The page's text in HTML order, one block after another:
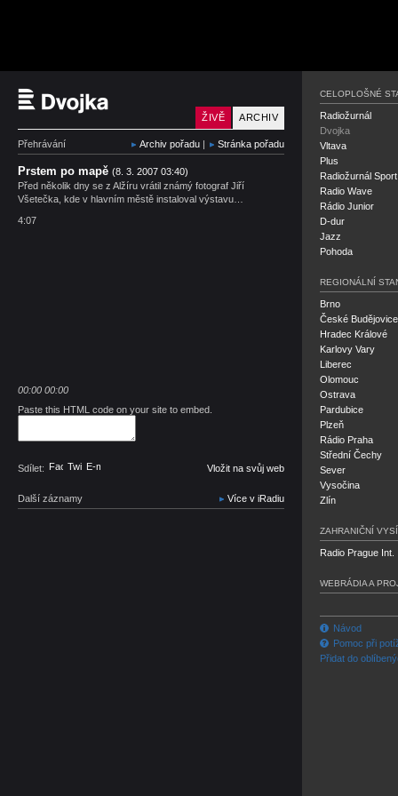
Český rozhlas Dvojka
ARCHIV
ŽIVĚ
Přehrávání Archiv pořadu | Stránka pořadu
Prstem po mapě (8. 3. 2007 03:40)
Před několik dny se z Alžíru vrátil známý fotograf Jiří
Všetečka, kde v hlavním městě instaloval výstavu…
4:07
00:00 00:00
Paste this HTML code on your site to embed.
Sdílet: Facebook
TwitterE-mail Vložit na svůj web
Další záznamy Více v iRadiu
CELOPLOŠNÉ
Radiožurnál
Dvojka
Vltava
Plus
Radiožurnál Sport
Radio Wave
Rádio Junior
D-dur
Jazz
Pohoda
REGIONÁLNÍ
Brno
České Budějovice
Hradec Králové
Karlovy Vary
Liberec
Olomouc
Ostrava
Pardubice
Plzeň
Rádio Praha
Střední Čechy
Sever
Vysočina
Zlín
ZAHRANIČNÍ
Radio Prague Int.
WEBRÁDIA A
Návod
Pomoc při
Přidat do